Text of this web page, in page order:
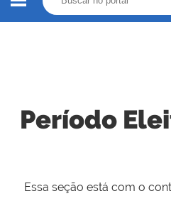
Período
Essa seção está com o